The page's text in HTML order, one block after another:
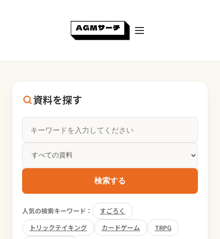
資料を探す
検索する
人気の検索キーワード：
すごろく
トリックテイキング
カードゲーム
TRPG